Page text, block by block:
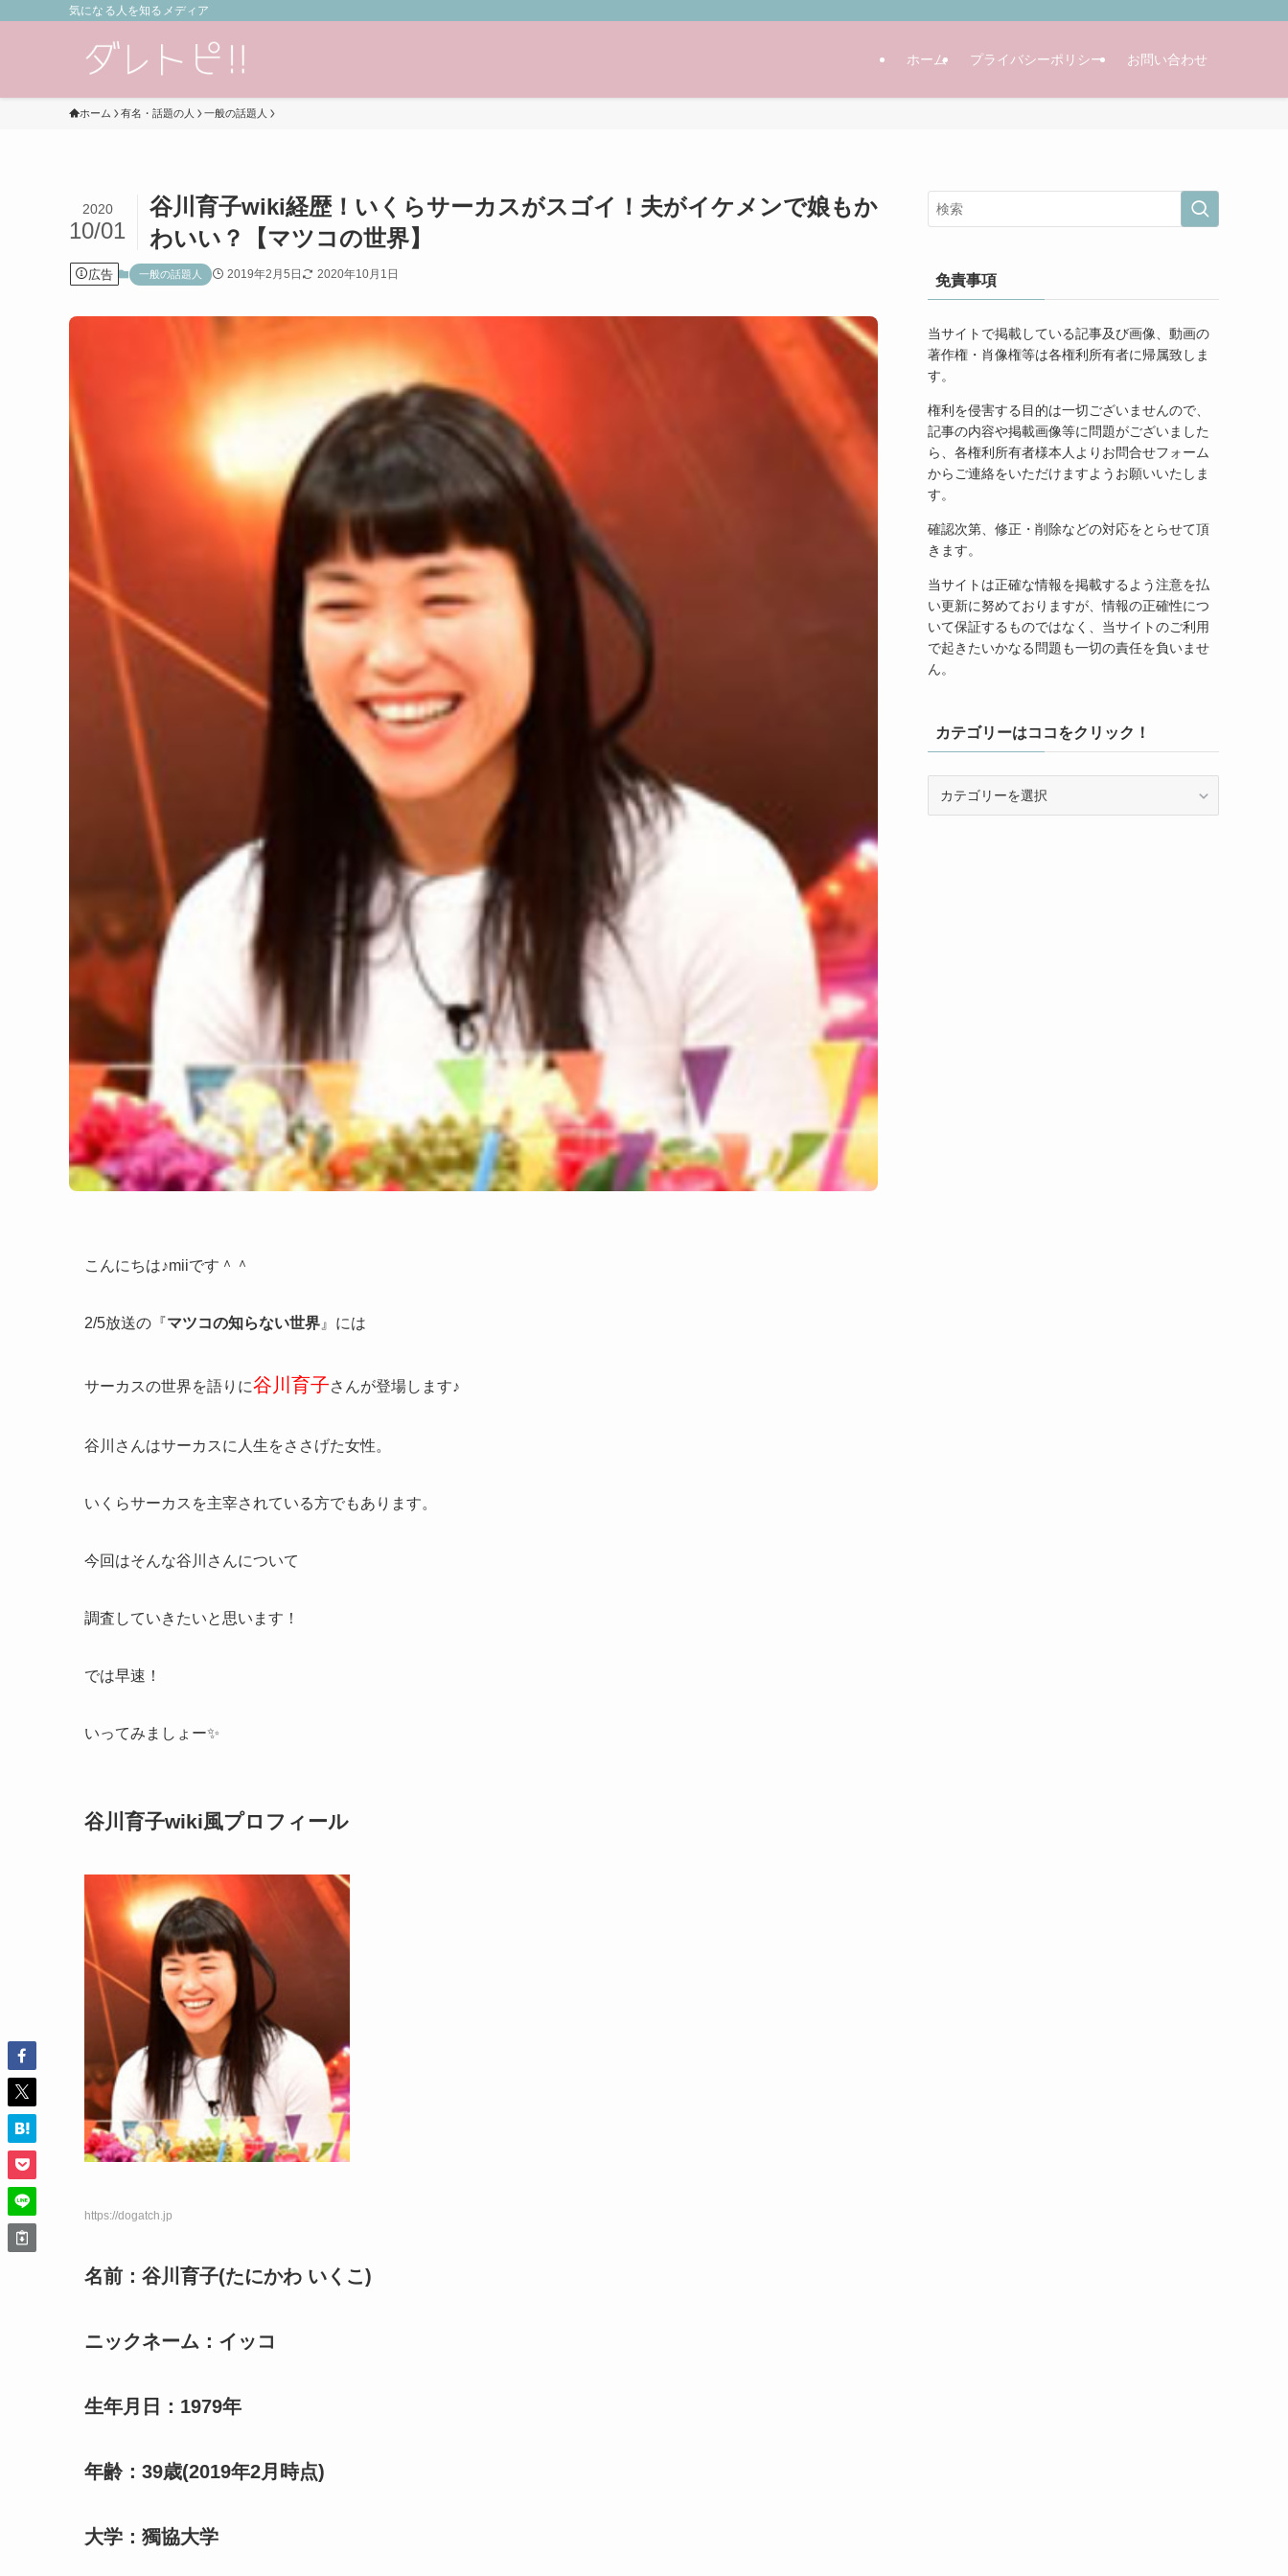
気になる人を知るメディア
ホーム プライバシーポリシー お問い合わせ
ホーム 有名・話題の人 一般の話題人
谷川育子wiki経歴！いくらサーカスがスゴイ！夫がイケメンで娘もか
わいい？【マツコの世界】
2020
10/01
広告 一般の話題人 2019年2月5日 2020年10月1日
こんにちは♪miiです＾＾
2/5放送の『マツコの知らない世界 』には
サーカスの世界を語りに谷川育子さんが登場します♪
谷川さんはサーカスに人生をささげた女性。
いくらサーカスを主宰されている方でもあります。
今回はそんな谷川さんについて
調査していきたいと思います！
では早速！
いってみましょー✨
谷川育子wiki風プロフィール
https://dogatch.jp
名前：谷川育子(たにかわ いくこ)
ニックネーム：イッコ
生年月日：1979年
年齢：39歳(2019年2月時点)
大学：獨協大学
免責事項
当サイトで掲載している記事及び画像、動画の
著作権・肖像権等は各権利所有者に帰属致しま
す。
権利を侵害する目的は一切ございませんので、
記事の内容や掲載画像等に問題がございました
ら、各権利所有者様本人よりお問合せフォーム
からご連絡をいただけますようお願いいたしま
す。
確認次第、修正・削除などの対応をとらせて頂
きます。
当サイトは正確な情報を掲載するよう注意を払
い更新に努めておりますが、情報の正確性につ
いて保証するものではなく、当サイトのご利用
で起きたいかなる問題も一切の責任を負いませ
ん。
カテゴリーはココをクリック！